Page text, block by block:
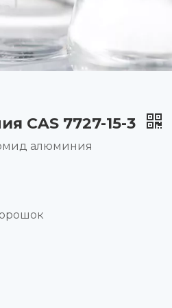
CAS 7727-15-3
алюминия